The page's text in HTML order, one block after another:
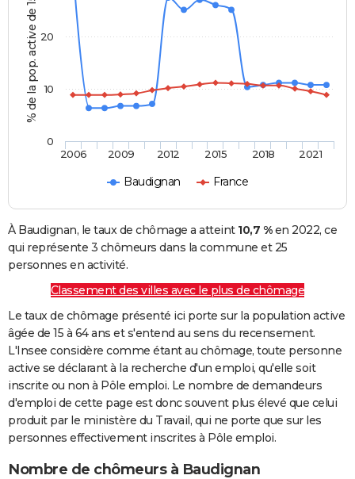
% de la pop. active de 15 - 64 ans
Baudignan France
2006 2009 2012 2015 2018 2021
0
10
20
À Baudignan, le taux de chômage a atteint 10,7 %en 2022, ce
qui représente 3 chômeurs dans la commune et 25
personnes en activité.
Classement des villes avec le plus de chômage
Le taux de chômage présenté ici porte sur la population active
âgée de 15 à 64 ans et s'entend au sens du recensement.
L'Insee considère comme étant au chômage, toute personne
active se déclarant à la recherche d'un emploi, qu'elle soit
inscrite ou non à Pôle emploi. Le nombre de demandeurs
d'emploi de cette page est donc souvent plus élevé que celui
produit par le ministère du Travail, qui ne porte que sur les
personnes effectivement inscrites à Pôle emploi.
Nombre de chômeurs à Baudignan